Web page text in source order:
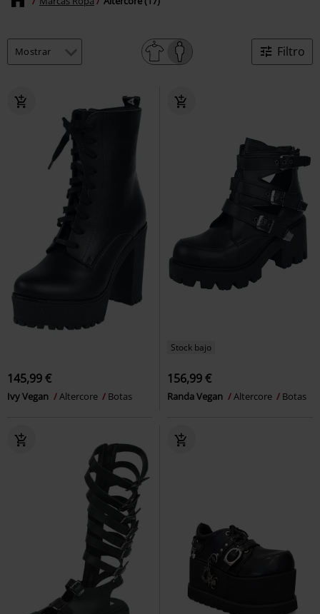
Filtro
145,99 €
Ivy Vegan Altercore Botas
Stock bajo
156,99 €
Randa Vegan Altercore Botas